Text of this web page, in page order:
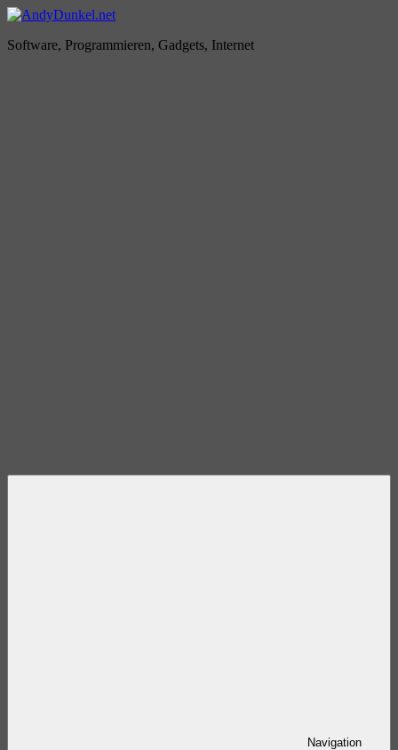
Zum
springen
AndyDunkel.net
Software, Programmieren, Gadgets, Internet
Navigation